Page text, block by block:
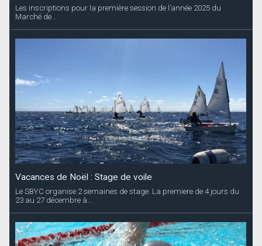
Les inscriptions pour la première session de l’année 2025 du
Marché de...
Vacances de Noël : Stage de voile
Le SBYC organise 2 semaines de stage. La premiere de 4 jours du
23 au 27 décembre à...